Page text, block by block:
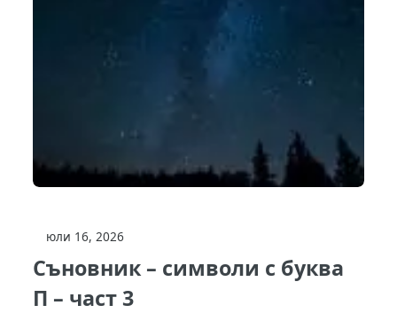
юли 16, 2026
Съновник – символи с буква
П – част 3